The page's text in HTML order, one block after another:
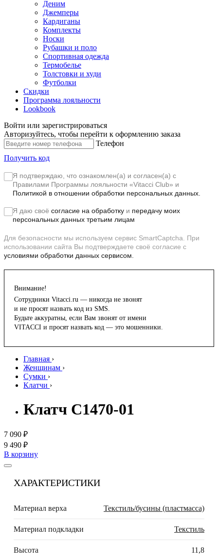
Деним
Джемперы
Кардиганы
Комплекты
Носки
Рубашки и поло
Спортивная одежда
Термобелье
Толстовки и худи
Футболки
Скидки
Программа лояльности
Lookbook
Войти или зарегистрироваться
Авторизуйтесь, чтобы перейти к оформлению заказа
Телефон
Получить код
Я подтверждаю, что ознакомлен(а) и согласен(а) с
Правилами Программы лояльности «Vitacci Club» и
Политикой в отношении обработки персональных данных.
Я даю своё согласие на обработку и передачу моих
персональных данных третьим лицам
Для безопасности мы используем сервис SmartCaptcha. При
использовании сайта Вы подтверждаете своё согласие с
условиями обработки данных сервисом.
Внимание!
Сотрудники Vitacci.ru — никогда не звонят
и не просят назвать код из SMS.
Будьте аккуратны, если Вам звонят от имени
VITACCI и просят назвать код — это мошенники.
Главная ›
Женщинам ›
Сумки ›
Клатчи ›
Клатч C1470-01
7 090 ₽
9 490 ₽
В корзину
ХАРАКТЕРИСТИКИ
Материал верха Текстиль/бусины (пластмасса)
Материал подкладки Текстиль
Высота 11,8